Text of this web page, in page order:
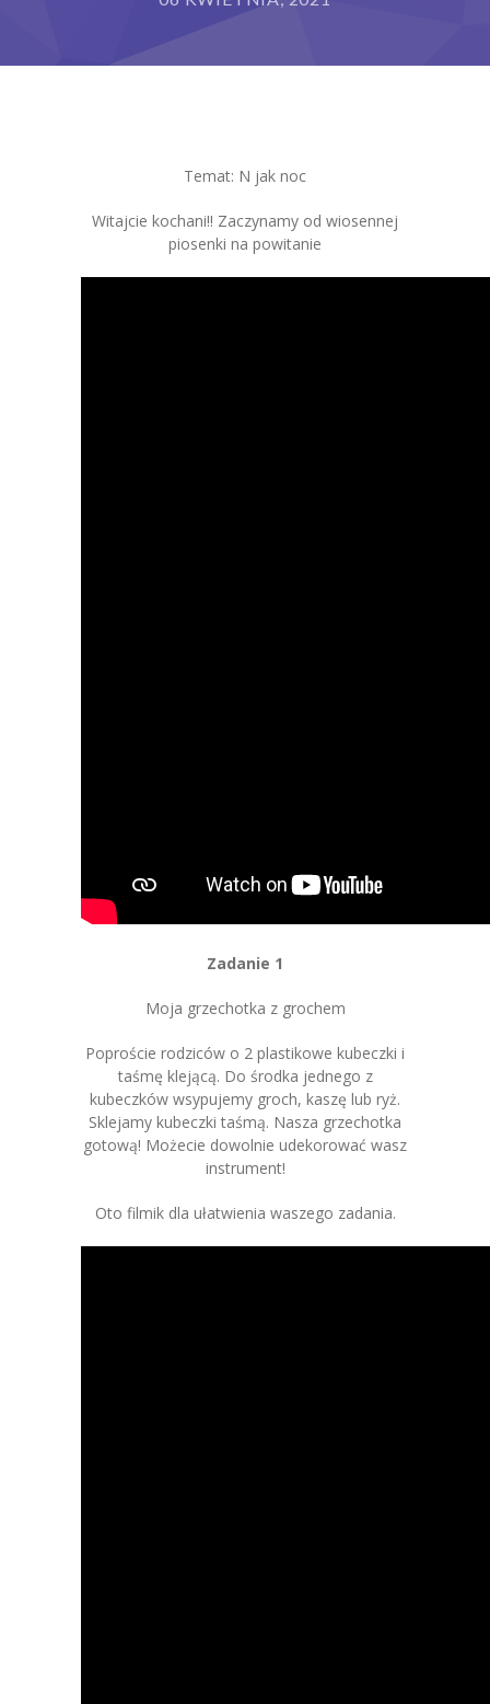
Kontakt
Temat: N jak noc
Witajcie kochani!! Zaczynamy od wiosennej
piosenki na powitanie
Zadanie 1
Moja grzechotka z grochem
Poproście rodziców o 2 plastikowe kubeczki i
taśmę klejącą. Do środka jednego z
kubeczków wsypujemy groch, kaszę lub ryż.
Sklejamy kubeczki taśmą. Nasza grzechotka
gotową! Możecie dowolnie udekorować wasz
instrument!
Oto filmik dla ułatwienia waszego zadania.